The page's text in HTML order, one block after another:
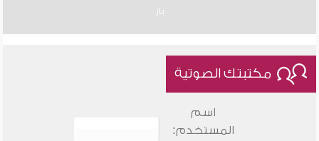
باز
مكتبتك الصوتية
اسم
المستخدم: